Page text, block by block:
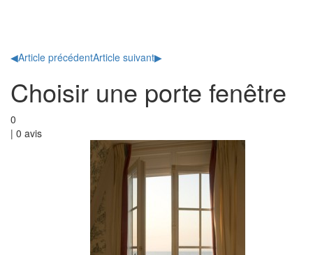
◀Article précédentArticle suivant▶
Choisir une porte fenêtre
0
| 0 avis